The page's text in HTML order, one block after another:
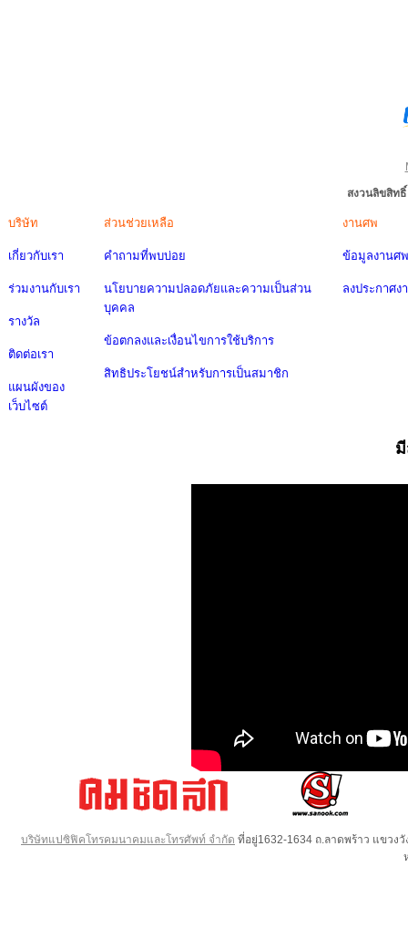
สงวนลิขสิท
บริษัท
เกี่ยวกับเรา
ร่วมงานกับเรา
รางวัล
ติดต่อเรา
แผนผังของ
เว็บไซต์
ส่วนช่วยเหลือ
คำถามที่พบบ่อย
นโยบายความปลอดภัยและความเป็นส่วน
บุคคล
ข้อตกลงและเงื่อนไขการใช้บริการ
สิทธิประโยชน์สำหรับการเป็นสมาชิก
งานศพ
ข้อมูลงานศพ
ลงประกาศง
บริษัทแปซิฟิคโทรคมนาคมและโทรศัพท์ จำกัด ที่อยู่1632-1634 ถ.ลาดพร้าว แขวง